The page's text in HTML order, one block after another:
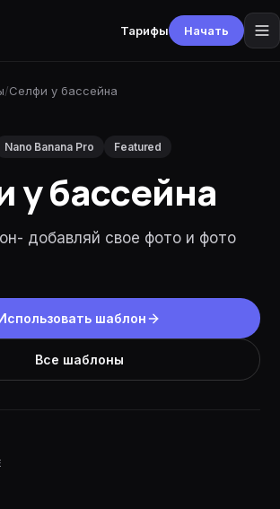
Тарифы Начать
/Селфи у бассейна
Nano Banana Pro Featured
у бассейна
добавляй свое фото и фото
шаблон
Все шаблоны